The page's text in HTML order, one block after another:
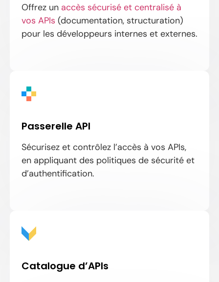
Offrez un accès sécurisé et centralisé à
vos APIs (documentation, structuration)
pour les développeurs internes et externes.
Passerelle API
Sécurisez et contrôlez l’accès à vos APIs,
en appliquant des politiques de sécurité et
d’authentification.
Catalogue d’APIs